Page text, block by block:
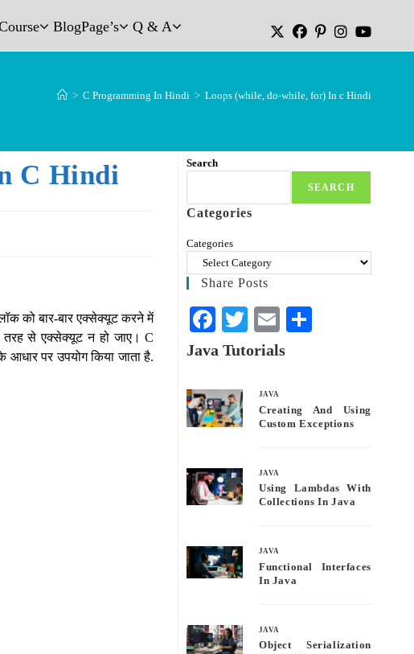
BlogPage’s Q & A
> C Programming In Hindi > Loops (while, do-while, for) In c Hindi
C Hindi
को बार-बार एक्सेक्यूट करने में
तरह से एक्सेक्यूट न हो जाए। C
आधार पर उपयोग किया जाता है.
Search
SEARCH
Categories
Categories
Share Posts
Fa
ce
ok
T
wi
E
m
Java Tutorials
JAVA
Creating And Using
Custom Exceptions
JAVA
Using Lambdas With
Collections In Java
JAVA
Functional Interfaces
In Java
JAVA
Object Serialization